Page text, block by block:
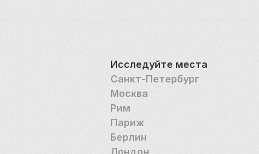
Исследуйте места
Санкт-Петербург
Москва
Рим
Париж
Берлин
Лондон